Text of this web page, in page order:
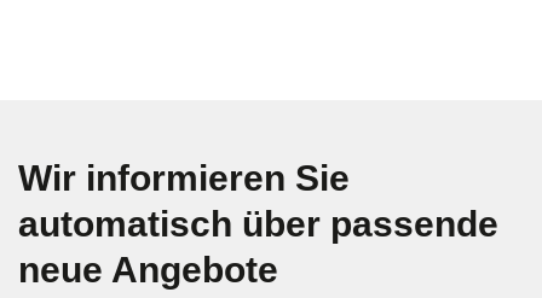
Wir informieren Sie
automatisch über passende
neue Angebote